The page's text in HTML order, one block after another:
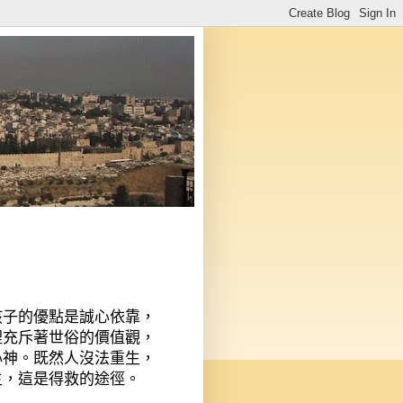
的優點是誠心依靠，
斥著世俗的價值觀，
。既然人沒法重生，
這是得救的途徑。